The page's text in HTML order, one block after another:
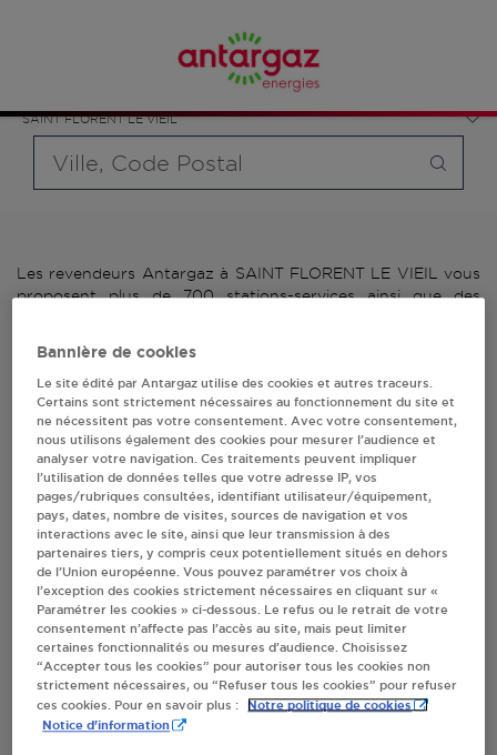
SAINT FLORENT LE VIEIL
bouteille souhaité et le type de point de vente (revendeur /
distributeur automatique de bouteilles de gaz ou station GPL
carburant)
Les revendeurs Antargaz à SAINT FLORENT LE VIEIL vous
proposent plus de 700 stations-services ainsi que des
l'adresse, le numéro de téléphone de votre stations GPL ou
distributeurs de bouteilles de gaz.
1 revendeur(s) Antargaz
à SAINT FLORENT LE
VIEIL
Villes
PROXI CLEMOT CHAUVAT SAINT FLORENT LE
VIEIL
1 RUE ANJOU
LA BOUTOUCHERE
Bannière de cookies
Le site édité par Antargaz utilise des cookies et autres traceurs.
Certains sont strictement nécessaires au fonctionnement du site et
ne nécessitent pas votre consentement. Avec votre consentement,
nous utilisons également des cookies pour mesurer l’audience et
analyser votre navigation. Ces traitements peuvent impliquer
l’utilisation de données telles que votre adresse IP, vos
pages/rubriques consultées, identifiant utilisateur/équipement,
pays, dates, nombre de visites, sources de navigation et vos
interactions avec le site, ainsi que leur transmission à des
partenaires tiers, y compris ceux potentiellement situés en dehors
de l’Union européenne. Vous pouvez paramétrer vos choix à
l’exception des cookies strictement nécessaires en cliquant sur «
Paramétrer les cookies » ci-dessous. Le refus ou le retrait de votre
consentement n’affecte pas l’accès au site, mais peut limiter
certaines fonctionnalités ou mesures d’audience. Choisissez
“Accepter tous les cookies” pour autoriser tous les cookies non
strictement nécessaires, ou “Refuser tous les cookies” pour refuser
ces cookies. Pour en savoir plus :
Notre politique de cookies
Notice d'information